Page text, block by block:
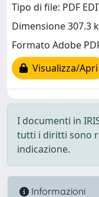
Tipo di file: PDF
Dimensione 307.3
Formato Adobe
Visualizza/Apri
I documenti in
tutti i diritti sono
indicazione.
Informazioni